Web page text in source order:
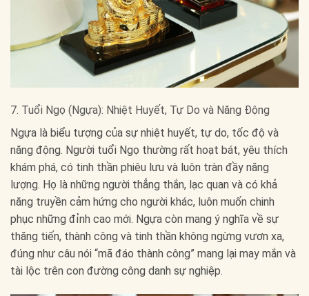
7. Tuổi Ngọ (Ngựa): Nhiệt Huyết, Tự Do và Năng Động
Ngựa là biểu tượng của sự nhiệt huyết, tự do, tốc độ và
năng động. Người tuổi Ngọ thường rất hoạt bát, yêu thích
khám phá, có tinh thần phiêu lưu và luôn tràn đầy năng
lượng. Họ là những người thẳng thắn, lạc quan và có khả
năng truyền cảm hứng cho người khác, luôn muốn chinh
phục những đỉnh cao mới. Ngựa còn mang ý nghĩa về sự
thăng tiến, thành công và tinh thần không ngừng vươn xa,
đúng như câu nói “mã đáo thành công” mang lại may mắn và
tài lộc trên con đường công danh sự nghiệp.